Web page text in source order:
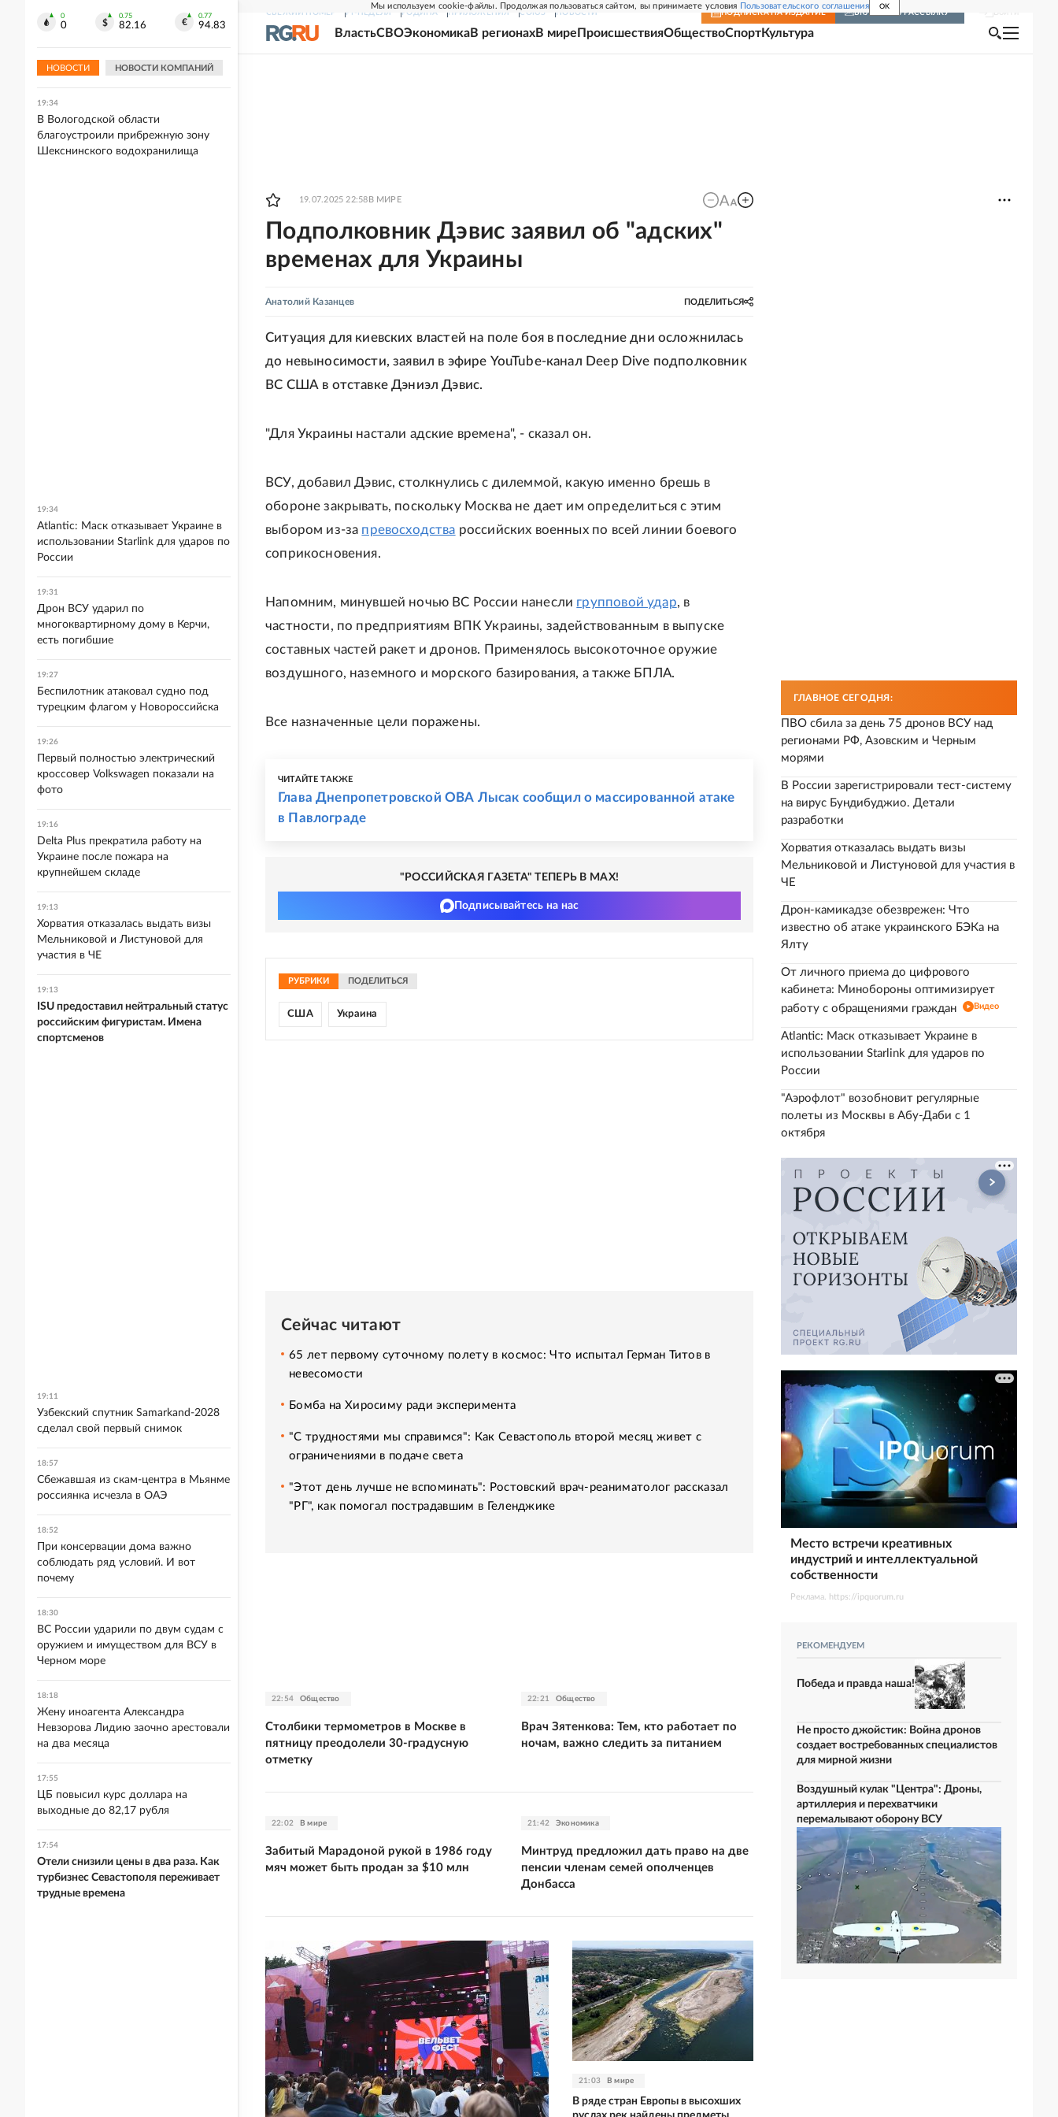
Мы используем cookie-файлы. Продолжая пользоваться сайтом, вы принимаете условия Пользовательского соглашения OK
СВЕЖИЙ НОМЕР РГ-НЕДЕЛЯ РОДИНА ПРИЛОЖЕНИЯ СОЮЗ НОВОСТИ ПОДПИСКА НА ИЗДАНИЕ ВКЛЮЧИТЬ РАССЫЛКУ
ВластьСВОЭкономикаВ регионахВ мире ПроисшествияОбществоСпортКультура
19.07.2025 22:58 В МИРЕ
Подполковник Дэвис заявил об "адских"
временах для Украины
Анатолий Казанцев ПОДЕЛИТЬСЯ
Ситуация для киевских властей на поле боя в последние дни осложнилась
до невыносимости, заявил в эфире YouTube-канал Deep Dive подполковник
ВС США в отставке Дэниэл Дэвис.
"Для Украины настали адские времена", - сказал он.
ВСУ, добавил Дэвис, столкнулись с дилеммой, какую именно брешь в
обороне закрывать, поскольку Москва не дает им определиться с этим
выбором из-за превосходства российских военных по всей линии боевого
соприкосновения.
Напомним, минувшей ночью ВС России нанесли групповой удар, в
частности, по предприятиям ВПК Украины, задействованным в выпуске
составных частей ракет и дронов. Применялось высокоточное оружие
воздушного, наземного и морского базирования, а также БПЛА.
Все назначенные цели поражены.
ЧИТАЙТЕ ТАКЖЕ
Глава Днепропетровской ОВА Лысак сообщил о массированной атаке
в Павлограде
"РОССИЙСКАЯ ГАЗЕТА" ТЕПЕРЬ В MAX!
Подписывайтесь на нас
РУБРИКИ ПОДЕЛИТЬСЯ
США Украина
Сейчас читают
65 лет первому суточному полету в космос: Что испытал Герман Титов в
невесомости
Бомба на Хиросиму ради эксперимента
"С трудностями мы справимся": Как Севастополь второй месяц живет с
ограничениями в подаче света
"Этот день лучше не вспоминать": Ростовский врач-реаниматолог рассказал
"РГ", как помогал пострадавшим в Геленджике
22:54 Общество
Столбики термометров в Москве в
пятницу преодолели 30-градусную
отметку
22:21 Общество
Врач Зятенкова: Тем, кто работает по
ночам, важно следить за питанием
22:02 В мире
Забитый Марадоной рукой в 1986 году
мяч может быть продан за $10 млн
21:42 Экономика
Минтруд предложил дать право на две
пенсии членам семей ополченцев
Донбасса
21:03 В мире
В ряде стран Европы в высохших
ГЛАВНОЕ СЕГОДНЯ:
ПВО сбила за день 75 дронов ВСУ над
регионами РФ, Азовским и Черным
морями
В России зарегистрировали тест-систему
на вирус Бундибуджио. Детали
разработки
Хорватия отказалась выдать визы
Мельниковой и Листуновой для участия в
ЧЕ
Дрон-камикадзе обезврежен: Что
известно об атаке украинского БЭКа на
Ялту
От личного приема до цифрового
кабинета: Минобороны оптимизирует
работу с обращениями граждан
Видео
Atlantic: Маск отказывает Украине в
использовании Starlink для ударов по
России
"Аэрофлот" возобновит регулярные
полеты из Москвы в Абу-Даби с 1
октября
Место встречи креативных
индустрий и интеллектуальной
собственности
Реклама. https://ipquorum.ru
РЕКОМЕНДУЕМ
Победа и правда наша!
Не просто джойстик: Война дронов
создает востребованных специалистов
для мирной жизни
Воздушный кулак "Центра": Дроны,
артиллерия и перехватчики
перемалывают оборону ВСУ
0
0
0.75
82.16
0.77
94.83
НОВОСТИ НОВОСТИ КОМПАНИЙ
августа вырос до более 1 млн тонн
19:34
В Вологодской области
благоустроили прибрежную зону
Шекснинского водохранилища
19:34
Atlantic: Маск отказывает Украине в
использовании Starlink для ударов по
России
19:31
Дрон ВСУ ударил по
многоквартирному дому в Керчи,
есть погибшие
19:27
Беспилотник атаковал судно под
турецким флагом у Новороссийска
19:26
Первый полностью электрический
кроссовер Volkswagen показали на
фото
19:16
Delta Plus прекратила работу на
Украине после пожара на
крупнейшем складе
19:13
Хорватия отказалась выдать визы
Мельниковой и Листуновой для
участия в ЧЕ
19:13
ISU предоставил нейтральный статус
российским фигуристам. Имена
спортсменов
19:11
Узбекский спутник Samarkand-2028
сделал свой первый снимок
18:57
Сбежавшая из скам-центра в Мьянме
россиянка исчезла в ОАЭ
18:52
При консервации дома важно
соблюдать ряд условий. И вот
почему
18:30
ВС России ударили по двум судам с
оружием и имуществом для ВСУ в
Черном море
18:18
Жену иноагента Александра
Невзорова Лидию заочно арестовали
на два месяца
17:55
ЦБ повысил курс доллара на
выходные до 82,17 рубля
17:54
Отели снизили цены в два раза. Как
турбизнес Севастополя переживает
трудные времена